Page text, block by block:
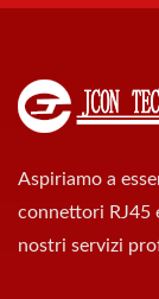
Aspiriamo a
connettori RJ45
nostri servizi